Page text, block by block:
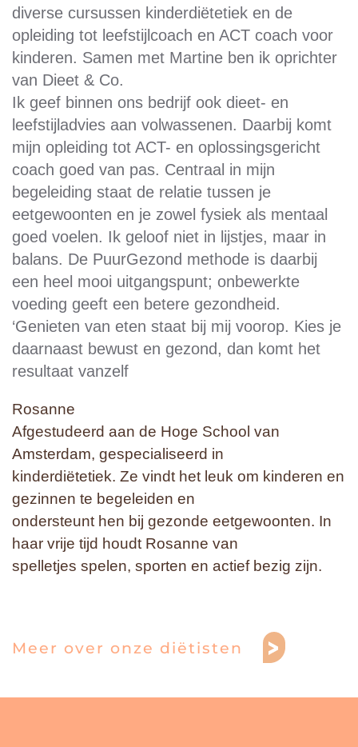
diverse cursussen kinderdiëtetiek en de
opleiding tot leefstijlcoach en ACT coach voor
kinderen. Samen met Martine ben ik oprichter
van Dieet & Co.
Ik geef binnen ons bedrijf ook dieet- en
leefstijladvies aan volwassenen. Daarbij komt
mijn opleiding tot ACT- en oplossingsgericht
coach goed van pas. Centraal in mijn
begeleiding staat de relatie tussen je
eetgewoonten en je zowel fysiek als mentaal
goed voelen. Ik geloof niet in lijstjes, maar in
balans. De PuurGezond methode is daarbij
een heel mooi uitgangspunt; onbewerkte
voeding geeft een betere gezondheid.
‘Genieten van eten staat bij mij voorop. Kies je
daarnaast bewust en gezond, dan komt het
resultaat vanzelf
Rosanne
Afgestudeerd aan de Hoge School van
Amsterdam, gespecialiseerd in
kinderdiëtetiek. Ze vindt het leuk om kinderen en
gezinnen te begeleiden en
ondersteunt hen bij gezonde eetgewoonten. In
haar vrije tijd houdt Rosanne van
spelletjes spelen, sporten en actief bezig zijn.
Meer over onze diëtisten